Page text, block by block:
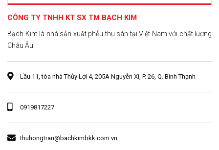
CÔNG TY TNHH KT SX TM BẠCH KIM
Bạch Kim là nhà sản xuất phễu thu sàn tại Việt Nam với chất lượng
Châu Âu
Lầu 11, tòa nhà Thủy Lợi 4, 205A Nguyễn Xi, P. 26, Q. Bình Thạnh
0919817227
thuhongtran@bachkimbkk.com.vn